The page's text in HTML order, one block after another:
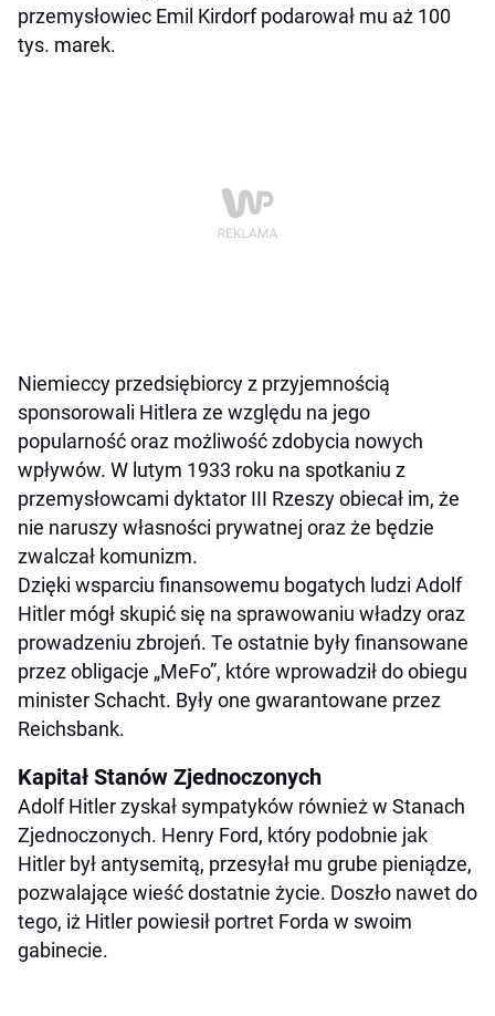
przemysłowiec Emil Kirdorf podarował mu aż 100
tys. marek.
Niemieccy przedsiębiorcy z przyjemnością
sponsorowali Hitlera ze względu na jego
popularność oraz możliwość zdobycia nowych
wpływów. W lutym 1933 roku na spotkaniu z
przemysłowcami dyktator III Rzeszy obiecał im, że
nie naruszy własności prywatnej oraz że będzie
zwalczał komunizm.
Dzięki wsparciu finansowemu bogatych ludzi Adolf
Hitler mógł skupić się na sprawowaniu władzy oraz
prowadzeniu zbrojeń. Te ostatnie były finansowane
przez obligacje „MeFo”, które wprowadził do obiegu
minister Schacht. Były one gwarantowane przez
Reichsbank.
Kapitał Stanów Zjednoczonych
Adolf Hitler zyskał sympatyków również w Stanach
Zjednoczonych. Henry Ford, który podobnie jak
Hitler był antysemitą, przesyłał mu grube pieniądze,
pozwalające wieść dostatnie życie. Doszło nawet do
tego, iż Hitler powiesił portret Forda w swoim
gabinecie.